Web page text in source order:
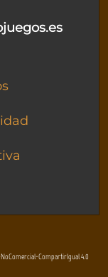
CompartirIgual 4.0